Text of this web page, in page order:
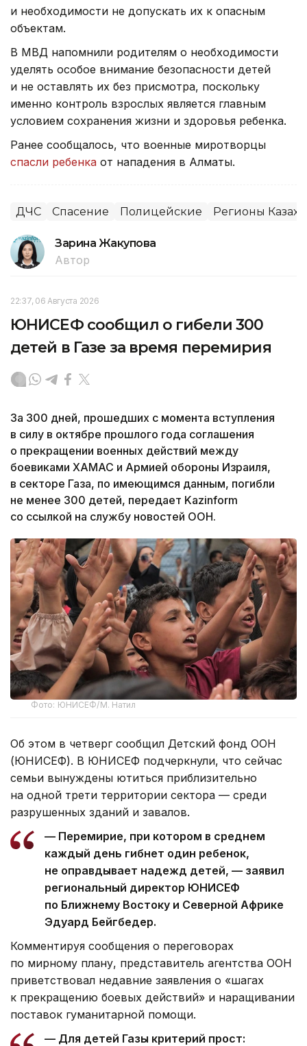
и необходимости не допускать их к опасным
объектам.
В МВД напомнили родителям о необходимости
уделять особое внимание безопасности детей
и не оставлять их без присмотра, поскольку
именно контроль взрослых является главным
условием сохранения жизни и здоровья ребенка.
Ранее сообщалось, что военные миротворцы
спасли ребенка от нападения в Алматы.
ДЧС Спасение Полицейские Регионы
Зарина Жакупова
Автор
22:37, 06 Августа 2026
ЮНИСЕФ сообщил о гибели 300
детей в Газе за время перемирия
За 300 дней, прошедших с момента вступления
в силу в октябре прошлого года соглашения
о прекращении военных действий между
боевиками ХАМАС и Армией обороны Израиля,
в секторе Газа, по имеющимся данным, погибли
не менее 300 детей, передает Kazinform
со ссылкой на службу новостей ООН.
Фото: ЮНИСЕФ/М. Натил
Об этом в четверг сообщил Детский фонд ООН
(ЮНИСЕФ). В ЮНИСЕФ подчеркнули, что сейчас
семьи вынуждены ютиться приблизительно
на одной трети территории сектора — среди
разрушенных зданий и завалов.
— Перемирие, при котором в среднем
каждый день гибнет один ребенок,
не оправдывает надежд детей, — заявил
региональный директор ЮНИСЕФ
по Ближнему Востоку и Северной Африке
Эдуард Бейгбедер.
Комментируя сообщения о переговорах
по мирному плану, представитель агентства ООН
приветствовал недавние заявления о «шагах
к прекращению боевых действий» и наращивании
поставок гуманитарной помощи.
— Для детей Газы критерий прост: